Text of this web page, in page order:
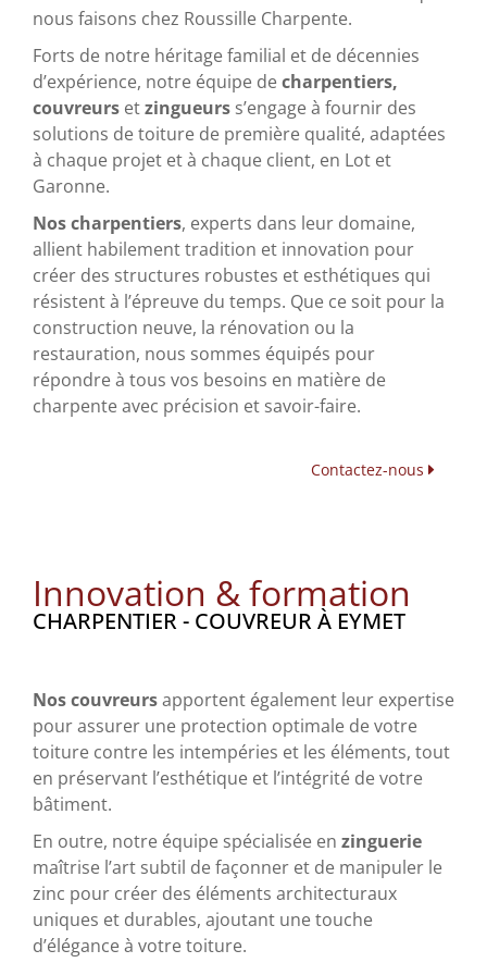
nous faisons chez Roussille Charpente.
Forts de notre héritage familial et de décennies
d’expérience, notre équipe decharpentiers,
couvreurs etzingueurs s’engage à fournir des
solutions de toiture de première qualité, adaptées
à chaque projet et à chaque client, en Lot et
Garonne.
Nos charpentiers, experts dans leur domaine,
allient habilement tradition et innovation pour
créer des structures robustes et esthétiques qui
résistent à l’épreuve du temps. Que ce soit pour la
construction neuve, la rénovation ou la
restauration, nous sommes équipés pour
répondre à tous vos besoins en matière de
charpente avec précision et savoir-faire.
Contactez-nous
Innovation & formation
CHARPENTIER - COUVREUR À EYMET
Nos couvreursapportent également leur expertise
pour assurer une protection optimale de votre
toiture contre les intempéries et les éléments, tout
en préservant l’esthétique et l’intégrité de votre
bâtiment.
En outre, notre équipe spécialisée en zinguerie
maîtrise l’art subtil de façonner et de manipuler le
zinc pour créer des éléments architecturaux
uniques et durables, ajoutant une touche
d’élégance à votre toiture.